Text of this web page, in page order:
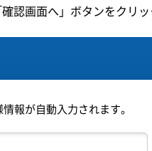
認画面へ」ボタンをクリッ
報が自動入力されます。